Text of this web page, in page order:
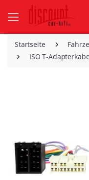
Startseite
ISO T-